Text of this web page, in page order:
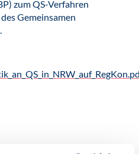
zum QS-Verfahren
Gemeinsamen